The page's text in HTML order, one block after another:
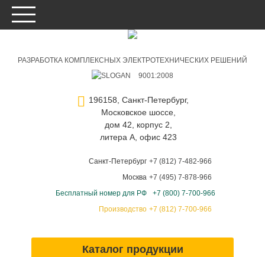
РАЗРАБОТКА КОМПЛЕКСНЫХ ЭЛЕКТРОТЕХНИЧЕСКИХ РЕШЕНИЙ
9001:2008
196158, Санкт-Петербург,
Московское шоссе,
дом 42, корпус 2,
литера А, офис 423
Санкт-Петербург
Москва
Бесплатный номер для РФ
Производство
+7 (812) 7-482-966
+7 (495) 7-878-966
+7 (800) 7-700-966
+7 (812) 7-700-966
Каталог продукции